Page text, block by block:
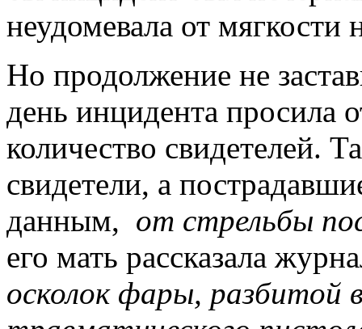
неудомевала от мягкости
Но продолжение не
день инцидента просила
количество свидетелей.
свидетели, а
данным, от стрельбы
его мать рассказала
осколок фары, разбитой